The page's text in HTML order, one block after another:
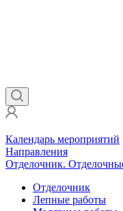
Календарь мероприятий
Направления
Отделочник.
Отделочник
Лепные работы